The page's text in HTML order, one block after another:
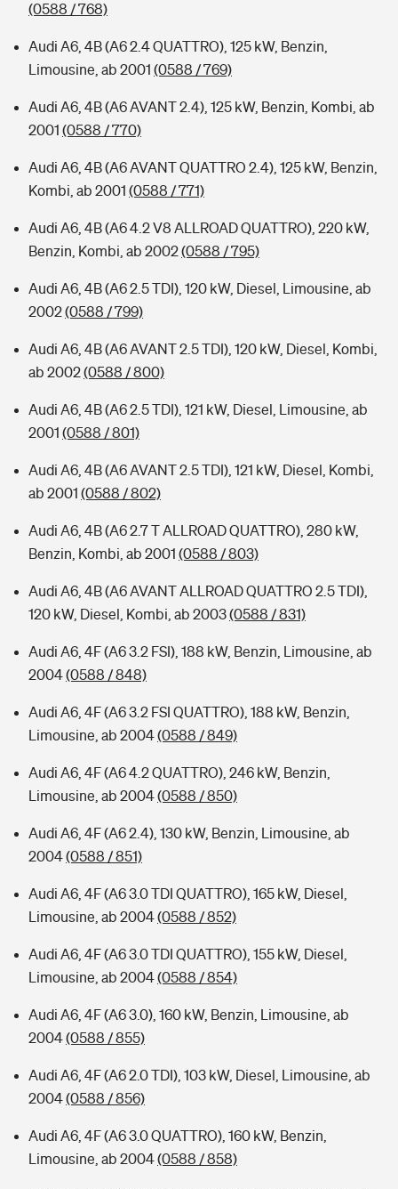
(0588 / 768)
Audi A6, 4B (A6 2.4 QUATTRO), 125 kW, Benzin,
Limousine, ab 2001 (0588 / 769)
Audi A6, 4B (A6 AVANT 2.4), 125 kW, Benzin, Kombi, ab
2001 (0588 / 770)
Audi A6, 4B (A6 AVANT QUATTRO 2.4), 125 kW, Benzin,
Kombi, ab 2001 (0588 / 771)
Audi A6, 4B (A6 4.2 V8 ALLROAD QUATTRO), 220 kW,
Benzin, Kombi, ab 2002(0588 / 795)
Audi A6, 4B (A6 2.5 TDI), 120 kW, Diesel, Limousine, ab
2002(0588 / 799)
Audi A6, 4B (A6 AVANT 2.5 TDI), 120 kW, Diesel, Kombi,
ab 2002(0588 / 800)
Audi A6, 4B (A6 2.5 TDI), 121 kW, Diesel, Limousine, ab
2001 (0588 / 801)
Audi A6, 4B (A6 AVANT 2.5 TDI), 121 kW, Diesel, Kombi,
ab 2001 (0588 / 802)
Audi A6, 4B (A6 2.7 T ALLROAD QUATTRO), 280 kW,
Benzin, Kombi, ab 2001 (0588 / 803)
Audi A6, 4B (A6 AVANT ALLROAD QUATTRO 2.5 TDI),
120 kW, Diesel, Kombi, ab 2003(0588 / 831)
Audi A6, 4F (A6 3.2 FSI), 188 kW, Benzin, Limousine, ab
2004(0588 / 848)
Audi A6, 4F (A6 3.2 FSI QUATTRO), 188 kW, Benzin,
Limousine, ab 2004(0588 / 849)
Audi A6, 4F (A6 4.2 QUATTRO), 246 kW, Benzin,
Limousine, ab 2004(0588 / 850)
Audi A6, 4F (A6 2.4), 130 kW, Benzin, Limousine, ab
2004(0588 / 851)
Audi A6, 4F (A6 3.0 TDI QUATTRO), 165 kW, Diesel,
Limousine, ab 2004(0588 / 852)
Audi A6, 4F (A6 3.0 TDI QUATTRO), 155 kW, Diesel,
Limousine, ab 2004(0588 / 854)
Audi A6, 4F (A6 3.0), 160 kW, Benzin, Limousine, ab
2004(0588 / 855)
Audi A6, 4F (A6 2.0 TDI), 103 kW, Diesel, Limousine, ab
2004(0588 / 856)
Audi A6, 4F (A6 3.0 QUATTRO), 160 kW, Benzin,
Limousine, ab 2004(0588 / 858)